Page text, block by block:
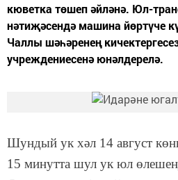
кюветка төшеп әйләнә. Юл-
нәтиҗәсендә машина йөртүче
Чаллы шәһәренең
учреждениесенә юнәлдерелә.
Шундый ук хәл 14 август
15 минутта шул ук юл